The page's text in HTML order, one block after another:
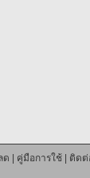
ด คู่มือการใช้| ติดต่